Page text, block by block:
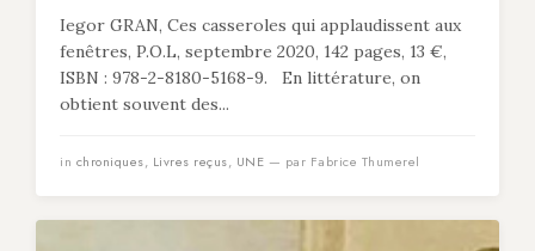
Iegor GRAN, Ces casseroles qui applaudissent aux
fenêtres, P.O.L, septembre 2020, 142 pages, 13 €,
ISBN : 978-2-8180-5168-9. En littérature, on
obtient souvent des...
in chroniques, Livres reçus, UNE — par Fabrice Thumerel